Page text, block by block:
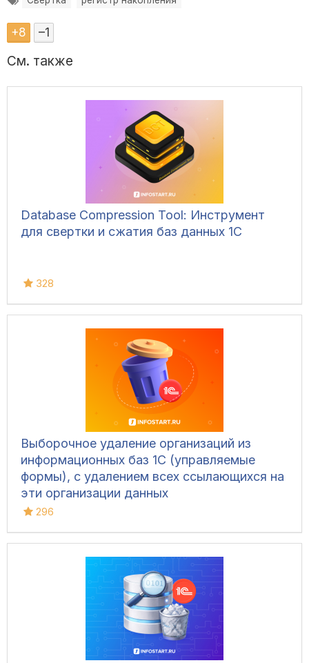
+8 –1
См. также
Database Compression Tool: Инструмент
для свертки и сжатия баз данных 1С
328
Выборочное удаление организаций из
информационных баз 1С (управляемые
формы), с удалением всех ссылающихся на
эти организации данных
296